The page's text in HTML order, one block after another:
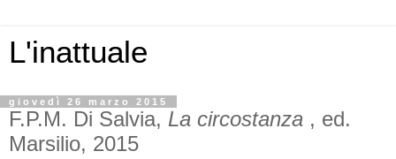
L'inattuale
giovedì 26 marzo 2015
F.P.M. Di Salvia, La circostanza , ed.
Marsilio, 2015